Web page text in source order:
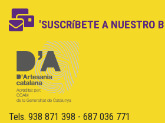
'SUSCRíBETE A NUESTRO
Tels. 938 871 398 - 687 036 771